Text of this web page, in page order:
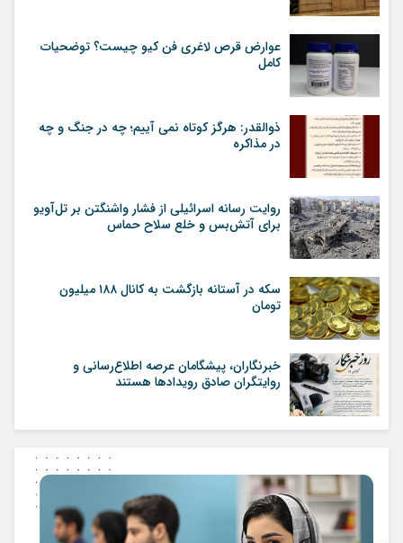
عوارض قرص لاغری فن کیو چیست؟ توضحیات
کامل
ذوالقدر: هرگز کوتاه نمی آییم؛ چه در جنگ و چه
در مذاکره
روایت رسانه اسرائیلی از فشار واشنگتن بر تل‌آویو
برای آتش‌بس و خلع سلاح حماس
سکه در آستانه بازگشت به کانال ۱۸۸ میلیون
تومان
خبرنگاران، پیشگامان عرصه اطلاع‌رسانی و
روایتگران صادق رویداد‌ها هستند